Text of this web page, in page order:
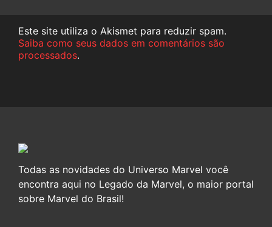
Este site utiliza o Akismet para reduzir spam.
Saiba como seus dados em comentários são
processados.
Todas as novidades do Universo Marvel você
encontra aqui no Legado da Marvel, o maior portal
sobre Marvel do Brasil!